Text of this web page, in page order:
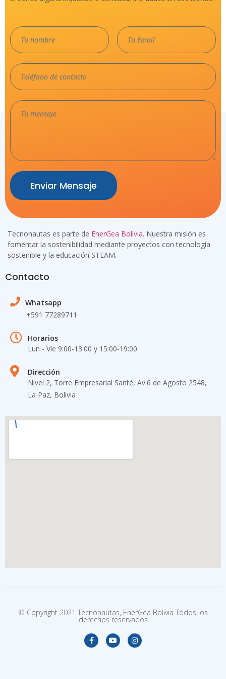
Enviar Mensaje
Tecnonautas es parte de EnerGea Bolivia. Nuestra misión es
fomentar la sostenibilidad mediante proyectos con tecnología
sostenible y la educación STEAM.
Contacto
Whatsapp
+591 77289711
Horarios
Lun - Vie 9:00-13:00 y 15:00-19​:00
Dirección
Nivel 2, Torre Empresarial Santé, Av.6 de Agosto 2548,
La Paz, Bolivia
© Copyright 2021 Tecnonautas, EnerGea Bolivia Todos los
derechos reservados